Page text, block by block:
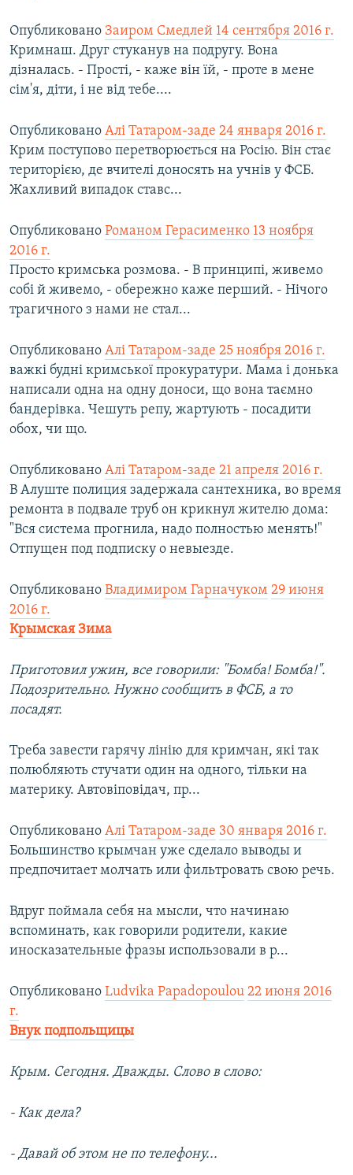
Опубликовано Заиром Смедлей 14 сентября 2016 г.
Кримнаш. Друг стуканув на подругу. Вона
дізналась. - Прості, - каже він їй, - проте в мене
сім'я, діти, і не від тебе....
Опубликовано Алі Татаром-заде 24 января 2016 г.
Крим поступово перетворюється на Росію. Він стає
територією, де вчителі доносять на учнів у ФСБ.
Жахливий випадок ставс...
Опубликовано Романом Герасименко 13 ноября
2016 г.
Просто кримська розмова. - В принципі, живемо
собі й живемо, - обережно каже перший. - Нічого
трагичного з нами не стал...
Опубликовано Алі Татаром-заде 25 ноября 2016 г.
важкі будні кримської прокуратури. Мама і донька
написали одна на одну доноси, що вона таємно
бандерівка. Чешуть репу, жартують - посадити
обох, чи що.
Опубликовано Алі Татаром-заде 21 апреля 2016 г.
В Алуште полиция задержала сантехника, во время
ремонта в подвале труб он крикнул жителю дома:
"Вся система прогнила, надо полностью менять!"
Отпущен под подписку о невыезде.
Опубликовано Владимиром Гарначуком 29 июня
2016 г.
Крымская Зима
Приготовил ужин, все говорили: "Бомба! Бомба!".
Подозрительно. Нужно сообщить в ФСБ, а то
посадят.
Треба завести гарячу лінію для кримчан, які так
полюбляють стучати один на одного, тільки на
материку. Автовіповідач, пр...
Опубликовано Алі Татаром-заде 30 января 2016 г.
Большинство крымчан уже сделало выводы и
предпочитает молчать или фильтровать свою речь.
Вдруг поймала себя на мысли, что начинаю
вспоминать, как говорили родители, какие
иносказательные фразы использовали в р...
Опубликовано Ludvika Papadopoulou 22 июня 2016
г.
Крым. Сегодня. Дважды. Слово в слово:
- Как дела?
- Давай об этом не по телефону...